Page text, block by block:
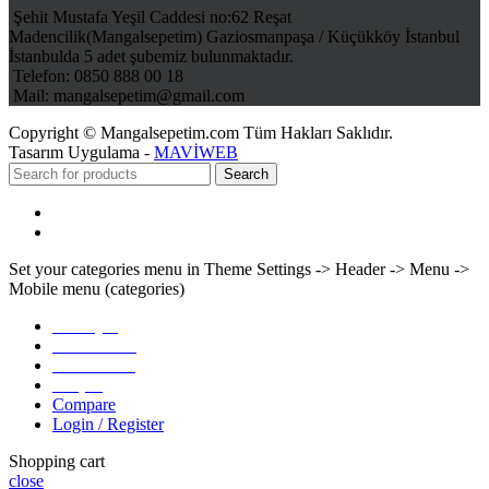
Şehit Mustafa Yeşil Caddesi no:62 Reşat
Madencilik(Mangalsepetim) Gaziosmanpaşa / Küçükköy İstanbul
İstanbulda 5 adet şubemiz bulunmaktadır.
Telefon: 0850 888 00 18
Mail: mangalsepetim@gmail.com
Copyright © Mangalsepetim.com Tüm Hakları Saklıdır.
Tasarım Uygulama - MAVİWEB
Search
Set your categories menu in Theme Settings -> Header -> Menu ->
Mobile menu (categories)
Compare
Login / Register
Shopping cart
close